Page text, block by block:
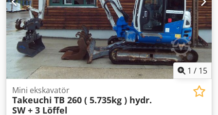
1 / 15
Mini ekskavatör
Takeuchi TB 260 ( 5.735kg ) hydr.
SW + 3 Löffel